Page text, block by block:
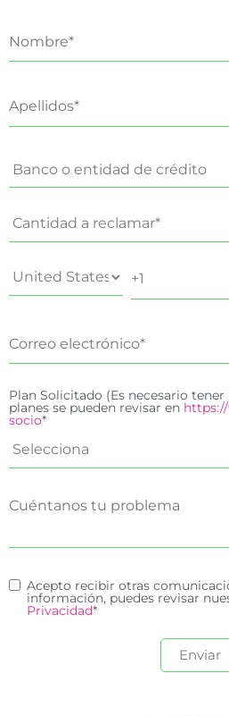
Plan Solicitado (Es necesario
planes se pueden revisar en
socio*
Acepto recibir otras
información, puedes revisar
Privacidad*